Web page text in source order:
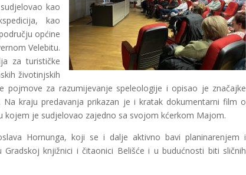
kao
kao
općine
Velebitu.
za turističke
životinjskih
za razumijevanje speleologije i opisao je značajke
kraju predavanja prikazan je i kratak dokumentarni film o
kojem je sudjelovao zajedno sa svojom kćerkom Majom.
Hornunga, koji se i dalje aktivno bavi planinarenjem i
knjižnici i čitaonici Belišće i u budućnosti biti sličnih